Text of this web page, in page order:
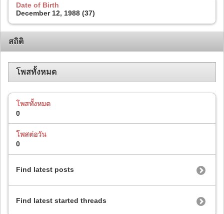
Date of Birth
December 12, 1988 (37)
สถิติ
โพสทั้งหมด
โพสทั้งหมด
0
โพสต่อวัน
0
Find latest posts
Find latest started threads